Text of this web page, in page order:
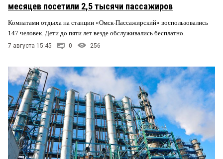
месяцев посетили 2,5 тысячи пассажиров
Комнатами отдыха на станции «Омск-Пассажирский» воспользовались
147 человек. Дети до пяти лет везде обслуживались бесплатно.
7 августа 15:45 0 256